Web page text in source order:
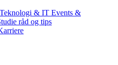
Teknologi & IT Events &
råd og tips